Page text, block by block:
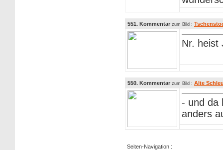
551. Kommentar zum Bild :
Nr. heist
550. Kommentar zum Bild : Alte
- und da
anders
Seiten-Navigation :